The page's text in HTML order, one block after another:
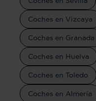
Coches en Vizcaya
Coches en Granada
Coches en Huelva
Coches en Toledo
Coches en Almería